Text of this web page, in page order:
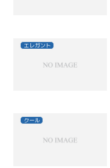
エレガント
クール